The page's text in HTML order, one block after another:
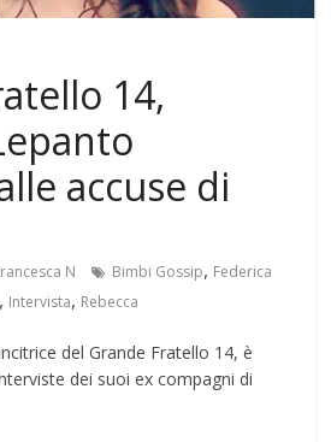
14,
accuse di
N Bimbi Gossip, Federica
, Intervista, Rebecca
del Grande Fratello 14, è
dei suoi ex compagni di